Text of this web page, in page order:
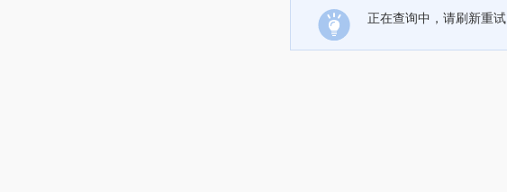
正在查询中，请刷新重试